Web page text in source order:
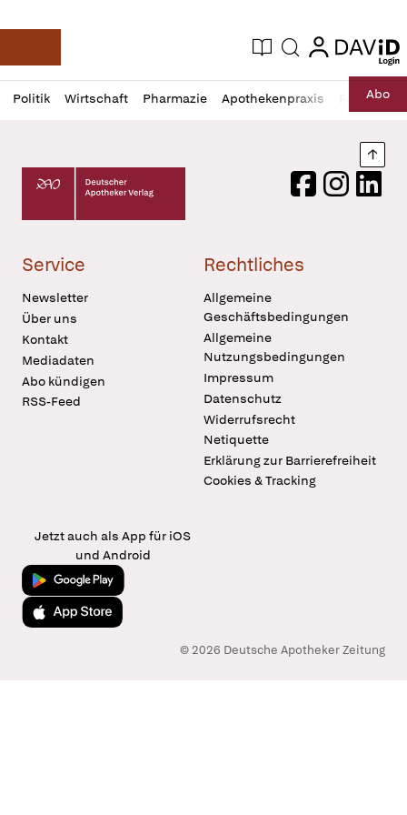
Deutsche Apotheker Zeitung
Aktuelle Ausgabe
Suche login
login
Politik Wirtschaft Pharmazie Apothekenpraxis RechtAbo
Profil
öffnen
Daz
Pur
Deutscher Apotheker Verlag Logo
FacebookInstagram
Service
Newsletter
Über uns
Kontakt
Mediadaten
Abo kündigen
RSS-Feed
Rechtliches
Allgemeine
Geschäftsbedingungen
Allgemeine
Nutzungsbedingungen
Impressum
Datenschutz
Widerrufsrecht
Netiquette
Erklärung zur Barrierefreiheit
Cookies & Tracking
Jetzt auch als App für iOS
und Android
Jetzt bei Google Play
Laden im App Store
© 2026 Deutsche Apotheker Zeitung